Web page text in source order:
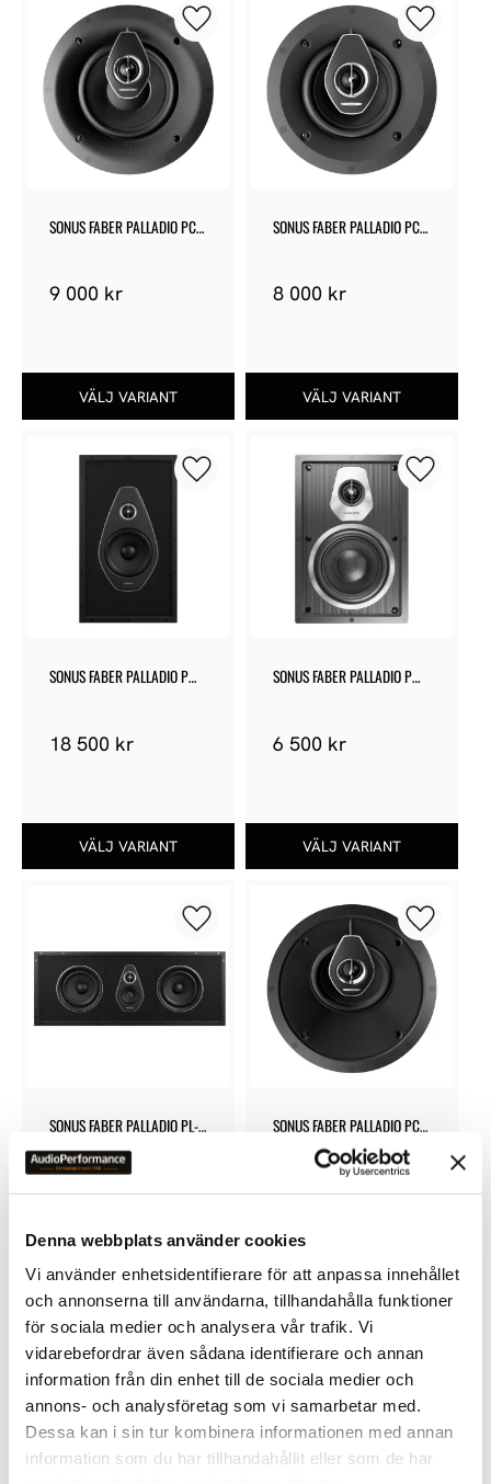
Denna webbplats använder cookies
Vi använder enhetsidentifierare för att anpassa innehållet
och annonserna till användarna, tillhandahålla funktioner
för sociala medier och analysera vår trafik. Vi
vidarebefordrar även sådana identifierare och annan
information från din enhet till de sociala medier och
annons- och analysföretag som vi samarbetar med.
Dessa kan i sin tur kombinera informationen med annan
information som du har tillhandahållit eller som de har
SONUS FABER PALLADIO PC-
9 000 kr
Lägg till i favoriter
SONUS FABER PALLADIO PC-
8 000 kr
Lägg till
SONUS FABER PALLADIO PW-
18 500 kr
Lägg till i favoriter
SONUS FABER PALLADIO PW-
6 500 kr
Lägg till
SONUS FABER PALLADIO PL-
26 500kr
Lägg till i favoriter
SONUS FABER PALLADIO PC-
7 000kr
Lägg till
Lägg till i favoriter